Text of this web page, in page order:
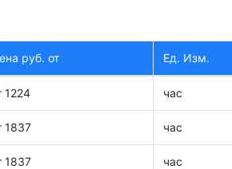
руб. от Ед. Изм.
1224 час
1837 час
1837 час